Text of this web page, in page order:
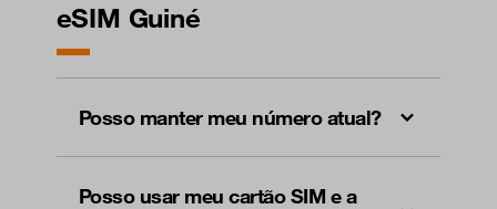
eSIM Guiné
Posso manter meu número atual?
Posso usar meu cartão SIM e a